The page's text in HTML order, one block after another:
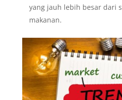
yang jauh lebih besar dari
makanan.